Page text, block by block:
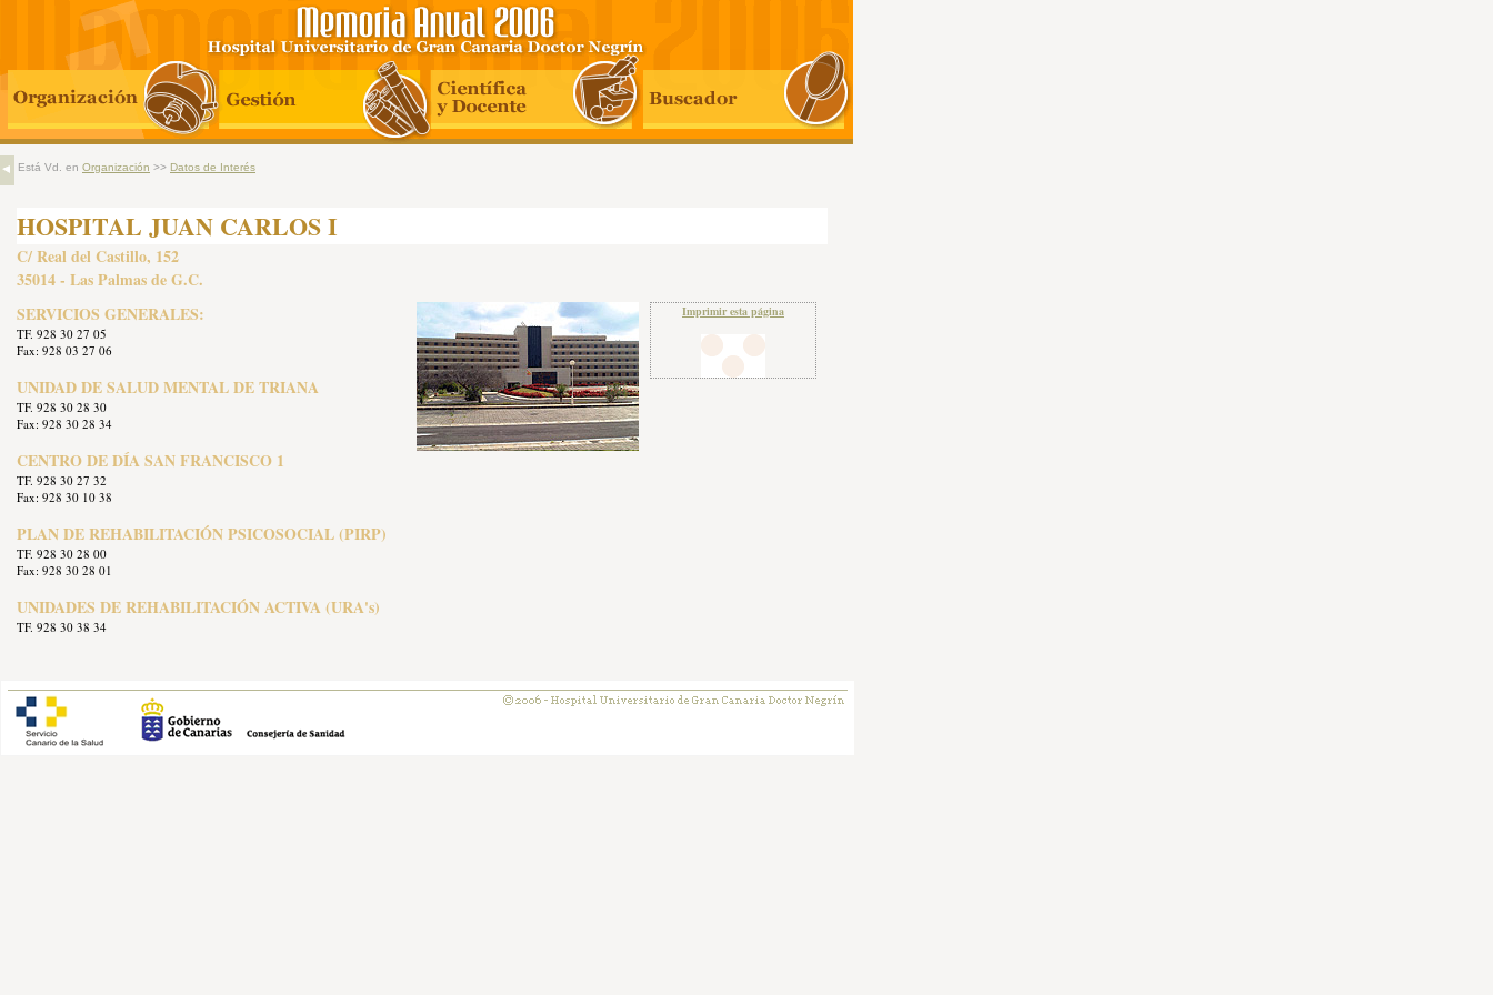
Está Vd. en Organización >> Datos de Interés
HOSPITAL JUAN CARLOS I
C/ Real del Castillo, 152
35014 - Las Palmas de G.C.
SERVICIOS GENERALES:
TF. 928 30 27 05
Fax: 928 03 27 06
UNIDAD DE SALUD MENTAL DE TRIANA
TF. 928 30 28 30
Fax: 928 30 28 34
CENTRO DE DÍA SAN FRANCISCO 1
TF. 928 30 27 32
Fax: 928 30 10 38
PLAN DE REHABILITACIÓN PSICOSOCIAL (PIRP)
TF. 928 30 28 00
Fax: 928 30 28 01
UNIDADES DE REHABILITACIÓN ACTIVA (URA's)
TF. 928 30 38 34
Imprimir esta página